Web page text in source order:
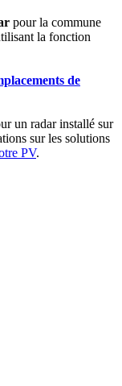
pour la commune
la fonction
de
un radar installé sur
sur les solutions
PV.